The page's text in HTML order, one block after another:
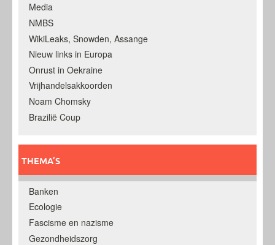
Media
NMBS
WikiLeaks, Snowden, Assange
Nieuw links in Europa
Onrust in Oekraine
Vrijhandelsakkoorden
Noam Chomsky
Brazilië Coup
THEMA’S
Banken
Ecologie
Fascisme en nazisme
Gezondheidszorg